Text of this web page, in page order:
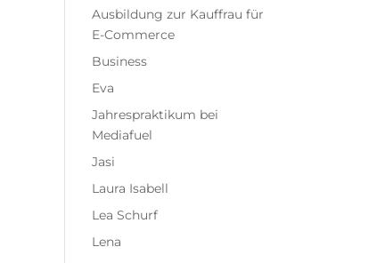
Ausbildung zur Kauffrau für
E-Commerce
Business
Eva
Jahrespraktikum bei
Mediafuel
Jasi
Laura Isabell
Lea Schurf
Lena